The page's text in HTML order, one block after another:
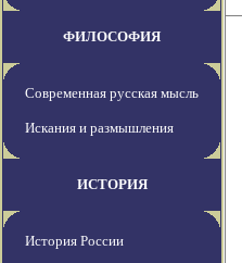
ФИЛОСОФИЯ
Современная русская мысль
Искания и размышления
ИСТОРИЯ
История России